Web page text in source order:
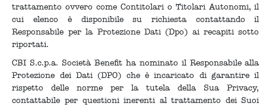
trattamento ovvero come Contitolari o Titolari Autonomi, il
cui elenco è disponibile su richiesta contattando il
Responsabile per la Protezione Dati (Dpo) ai recapiti sotto
riportati.
CBI S.c.p.a. Società Benefit ha nominato il Responsabile alla
Protezione dei Dati (DPO) che è incaricato di garantire il
rispetto delle norme per la tutela della Sua Privacy,
contattabile per questioni inerenti al trattamento dei Suoi